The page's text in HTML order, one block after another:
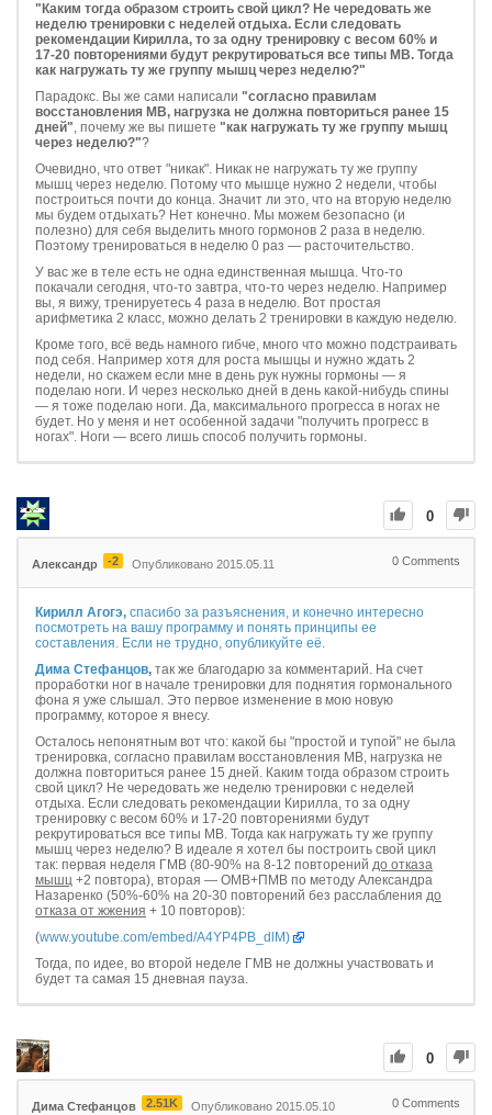
"Каким тогда образом строить свой цикл? Не чередовать же
неделю тренировки с неделей отдыха. Если следовать
рекомендации Кирилла, то за одну тренировку с весом 60% и
17-20 повторениями будут рекрутироваться все типы МВ. Тогда
как нагружать ту же группу мышц через неделю?"
Парадокс. Вы же сами написали "согласно правилам
восстановления МВ, нагрузка не должна повториться ранее 15
дней", почему же вы пишете "как нагружать ту же группу мышц
через неделю?"?
Очевидно, что ответ "никак". Никак не нагружать ту же группу
мышц через неделю. Потому что мышце нужно 2 недели, чтобы
построиться почти до конца. Значит ли это, что на вторую неделю
мы будем отдыхать? Нет конечно. Мы можем безопасно (и
полезно) для себя выделить много гормонов 2 раза в неделю.
Поэтому тренироваться в неделю 0 раз — расточительство.
У вас же в теле есть не одна единственная мышца. Что-то
покачали сегодня, что-то завтра, что-то через неделю. Например
вы, я вижу, тренируетесь 4 раза в неделю. Вот простая
арифметика 2 класс, можно делать 2 тренировки в каждую неделю.
Кроме того, всё ведь намного гибче, много что можно подстраивать
под себя. Например хотя для роста мышцы и нужно ждать 2
недели, но скажем если мне в день рук нужны гормоны — я
поделаю ноги. И через несколько дней в день какой-нибудь спины
— я тоже поделаю ноги. Да, максимального прогресса в ногах не
будет. Но у меня и нет особенной задачи "получить прогресс в
ногах". Ноги — всего лишь способ получить гормоны.
0
Александр -2 Опубликовано 2015.05.11 0 Comments
Кирилл Агогэ, спасибо за разъяснения, и конечно интересно
посмотреть на вашу программу и понять принципы ее
составления. Если не трудно, опубликуйте её.
Дима Стефанцов, так же благодарю за комментарий. На счет
проработки ног в начале тренировки для поднятия гормонального
фона я уже слышал. Это первое изменение в мою новую
программу, которое я внесу.
Осталось непонятным вот что: какой бы "простой и тупой" не была
тренировка, согласно правилам восстановления МВ, нагрузка не
должна повториться ранее 15 дней. Каким тогда образом строить
свой цикл? Не чередовать же неделю тренировки с неделей
отдыха. Если следовать рекомендации Кирилла, то за одну
тренировку с весом 60% и 17-20 повторениями будут
рекрутироваться все типы МВ. Тогда как нагружать ту же группу
мышц через неделю? В идеале я хотел бы построить свой цикл
так: первая неделя ГМВ (80-90% на 8-12 повторений до отказа
мышц +2 повтора), вторая — ОМВ+ПМВ по методу Александра
Назаренко (50%-60% на 20-30 повторений без расслабления до
отказа от жжения + 10 повторов):
(www.youtube.com/embed/A4YP4PB_dlM)
Тогда, по идее, во второй неделе ГМВ не должны участвовать и
будет та самая 15 дневная пауза.
0
Дима Стефанцов 2.51K Опубликовано 2015.05.10 0 Comments